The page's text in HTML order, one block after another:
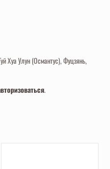
Хуа Улун (Османтус), Фуцзянь,
.